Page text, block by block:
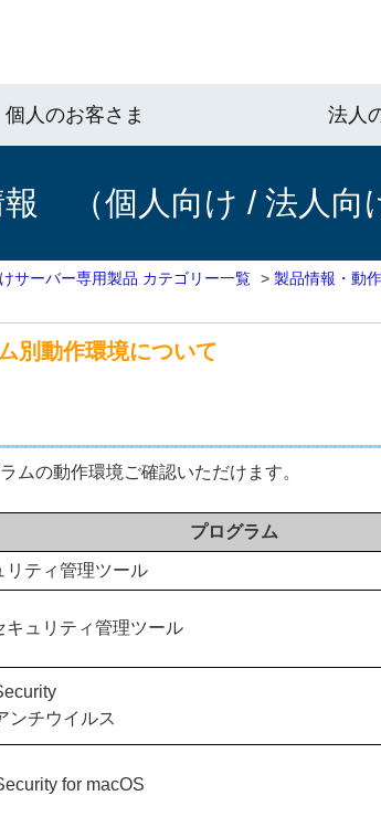
個人のお客さま 法人
（個人向け / 法人向
サーバー専用製品 カテゴリー一覧 > 製品情報・動
別動作環境について
ムの動作環境ご確認いただけます。
プログラム
リティ管理ツール
キュリティ管理ツール
ンチウイルス
for macOS